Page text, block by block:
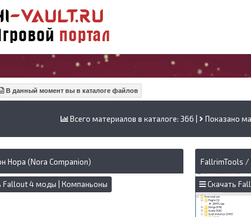
В данный момент вы в каталоге файлов
Всего материалов в каталоге: 366 | Показано
Нора (Nora Companion)
Fallout 4 моды | Компаньоны
FallrimTools /
Скачать